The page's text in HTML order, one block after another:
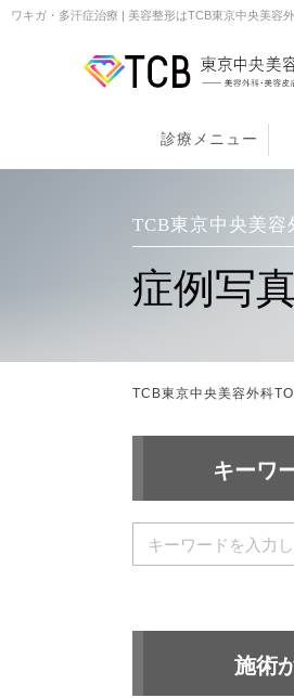
ワキガ・多汗症治療 | 美容整形はTCB東京中央美容
診療メニュー
TCB東京中央美容
症例写
TCB東京中央美容外科
キーワ
施術